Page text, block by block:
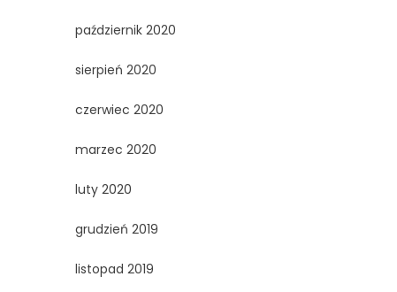
październik 2020
sierpień 2020
czerwiec 2020
marzec 2020
luty 2020
grudzień 2019
listopad 2019